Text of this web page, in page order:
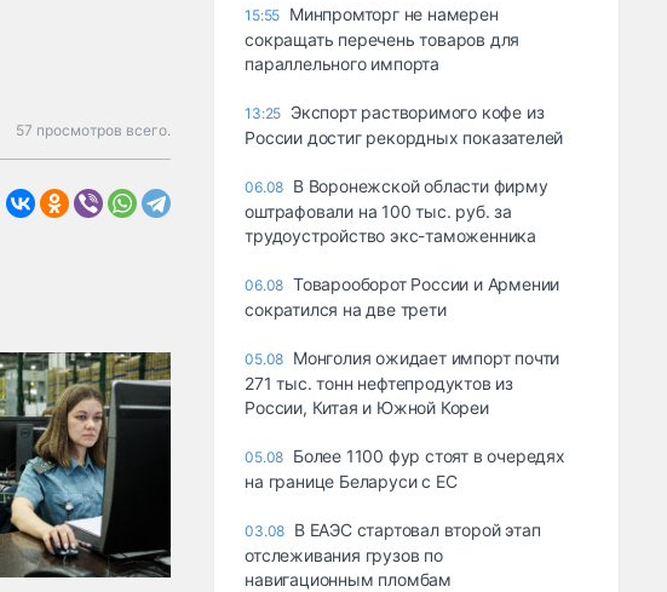
57 просмотров всего.
15:55 Минпромторг не намерен
сокращать перечень товаров для
параллельного импорта
13:25 Экспорт растворимого кофе из
России достиг рекордных показателей
06.08 В Воронежской области фирму
оштрафовали на 100 тыс. руб. за
трудоустройство экс-таможенника
06.08 Товарооборот России и Армении
сократился на две трети
05.08 Монголия ожидает импорт почти
271 тыс. тонн нефтепродуктов из
России, Китая и Южной Кореи
05.08 Более 1100 фур стоят в очередях
на границе Беларуси с ЕС
03.08 В ЕАЭС стартовал второй этап
отслеживания грузов по
навигационным пломбам